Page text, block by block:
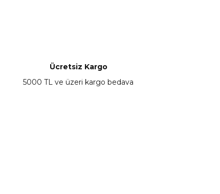
Ücretsiz Kargo
5000 TL ve üzeri kargo bedava